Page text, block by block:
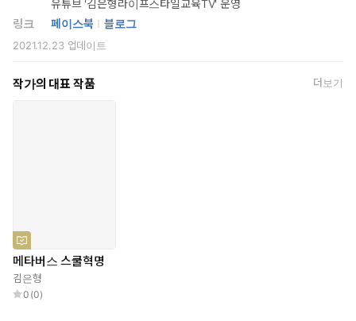
주의 기반 ‘디지털 메타버스’와 자연이 태초부터 간직한 개별적이
운 일상용어로 말하자면, 전자는 과학기술 문명의 발달적 측면이고,
모두 메타버스세대인 Z세대 아이들이 살아야 할 메타팩션의 현실
유튜브 '김은형라이프스타일교육TV' 운영
링크
페이스북 블로그
2021.12.23업데이트
작가의 대표 작품 더보기
메타버스 스쿨혁명
김은형
0 (0)